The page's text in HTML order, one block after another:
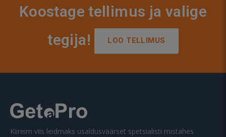
Koostage tellimus ja valige
tegija!
LOO TELLIMUS
Kiireim viis leidmaks usaldusväärset spetsialisti mistahes